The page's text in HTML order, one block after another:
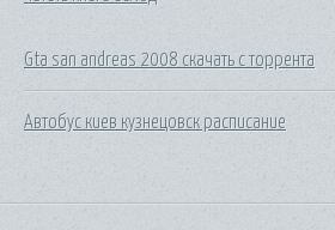
Gta san andreas 2008 скачать с торрента
Автобус киев кузнецовск расписание